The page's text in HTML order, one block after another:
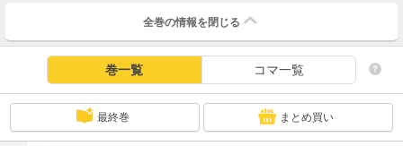
全巻の情報を 閉じる
巻一覧 コマ一覧
最終巻 まとめ買い